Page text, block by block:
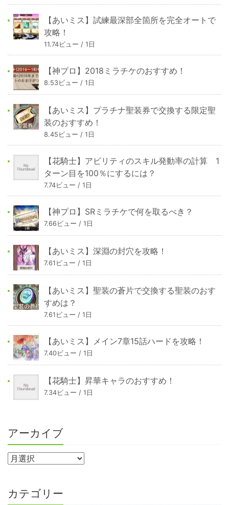
【あいミス】試練最深部全箇所を完全オートで
攻略！
11.74ビュー / 1日
【神プロ】2018ミラチケのおすすめ！
8.53ビュー / 1日
【あいミス】プラチナ聖装券で交換する限定聖
装のおすすめ！
8.45ビュー / 1日
【花騎士】アビリティのスキル発動率の計算 1
ターン目を100％にするには？
7.74ビュー / 1日
【神プロ】SRミラチケで何を取るべき？
7.66ビュー / 1日
【あいミス】深淵の封穴を攻略！
7.61ビュー / 1日
【あいミス】聖装の蒼片で交換する聖装のおす
すめは？
7.61ビュー / 1日
【あいミス】メイン7章15話ハードを攻略！
7.40ビュー / 1日
【花騎士】昇華キャラのおすすめ！
7.34ビュー / 1日
アーカイブ
カテゴリー